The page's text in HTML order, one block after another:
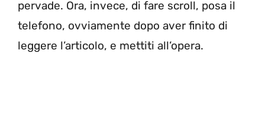
pervade. Ora, invece, di fare scroll, posa il
telefono, ovviamente dopo aver finito di
leggere l’articolo, e mettiti all’opera.